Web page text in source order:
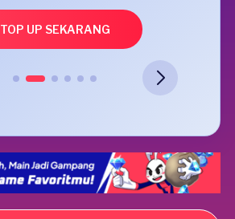
TOP UP SEKARANG